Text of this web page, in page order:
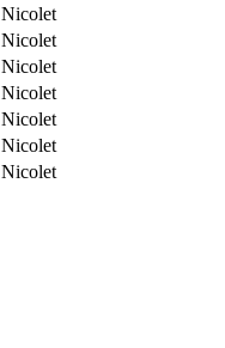
Nicolet
Nicolet
Nicolet
Nicolet
Nicolet
Nicolet
Nicolet